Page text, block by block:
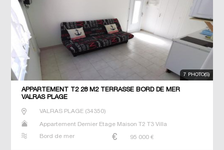
7 PHOTO(S)
APPARTEMENT T2 28 M2 TERRASSE BORD DE MER
VALRAS PLAGE
VALRAS PLAGE(34350)
Appartement Dernier Etage Maison T2 T3 Villa
Bord de mer 95 000 €